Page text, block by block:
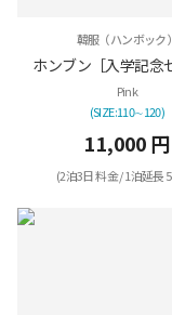
韓服（ハンボック）
ホンブン［入学記念
Pink
(SIZE:110∼120)
11,000 円
(2泊3日 料金 / 1泊延長